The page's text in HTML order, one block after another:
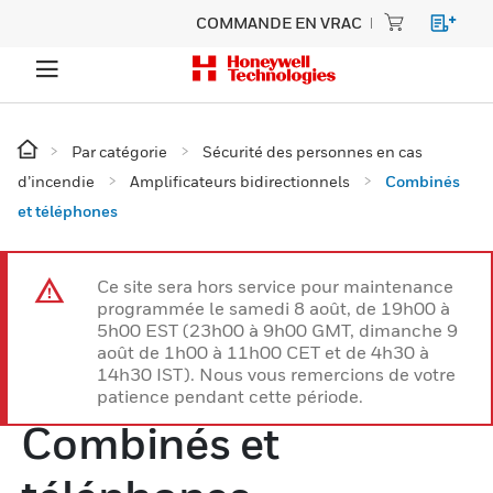
COMMANDE EN VRAC
Par catégorie
Sécurité des personnes en cas
d’incendie
Amplificateurs bidirectionnels
Combinés
et téléphones
Ce site sera hors service pour maintenance
programmée le samedi 8 août, de 19h00 à
5h00 EST (23h00 à 9h00 GMT, dimanche 9
août de 1h00 à 11h00 CET et de 4h30 à
14h30 IST). Nous vous remercions de votre
patience pendant cette période.
Combinés et